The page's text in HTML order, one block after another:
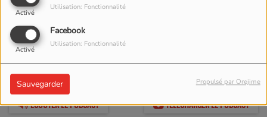
Activé
Utilisation: Fonctionnalité
Facebook
Activé
Utilisation: Fonctionnalité
Sauvegarder Propulsé par Orejime
20 MARS 2022 -
VUES
ÉCOUTER LE PODCAST TÉLÉCHARGER LE PODCAST